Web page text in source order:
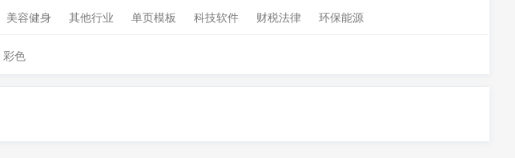
美容健身 其他行业 单页模板 科技软件 财税法律 环保能源
彩色